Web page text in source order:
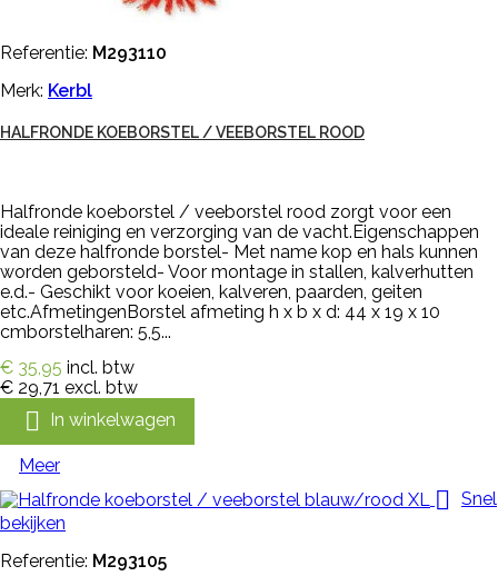
Referentie: M293110
Merk: Kerbl
HALFRONDE KOEBORSTEL / VEEBORSTEL ROOD
Halfronde koeborstel / veeborstel rood zorgt voor een
ideale reiniging en verzorging van de vacht.Eigenschappen
van deze halfronde borstel- Met name kop en hals kunnen
worden geborsteld- Voor montage in stallen, kalverhutten
e.d.- Geschikt voor koeien, kalveren, paarden, geiten
etc.AfmetingenBorstel afmeting h x b x d: 44 x 19 x 10
cmborstelharen: 5,5...
€ 35,95 incl. btw
€ 29,71 excl. btw
 In winkelwagen
Meer
 Snel
bekijken
Referentie: M293105